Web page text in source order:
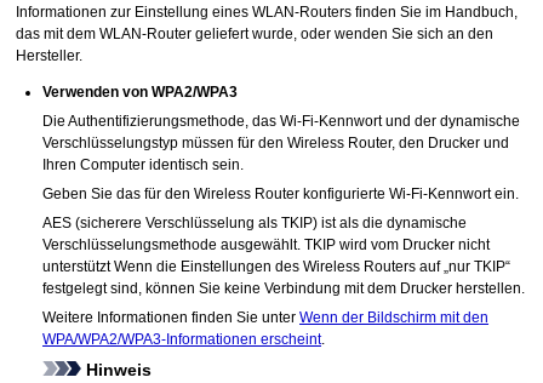
Informationen zur Einstellung eines WLAN-Routers finden Sie im Handbuch,
das mit dem WLAN-Router geliefert wurde, oder wenden Sie sich an den
Hersteller.
Verwenden vonWPA2/WPA3
Die Authentifizierungsmethode, dasWi-Fi-Kennwort und der dynamische
Verschlüsselungstyp müssen für den Wireless Router, den Drucker und
Ihren Computer identisch sein.
Geben Sie das für den Wireless Router konfigurierteWi-Fi-Kennwort ein.
AES (sicherere Verschlüsselung alsTKIP) ist als die dynamische
Verschlüsselungsmethode ausgewählt. TKIP wird vom Drucker nicht
unterstütztWenn die Einstellungen des Wireless Routers auf „nurTKIP“
festgelegt sind, können Sie keine Verbindung mit dem Drucker herstellen.
Weitere Informationen finden Sie unterWenn der Bildschirm mit den
WPA/WPA2/WPA3-Informationen erscheint.
Hinweis